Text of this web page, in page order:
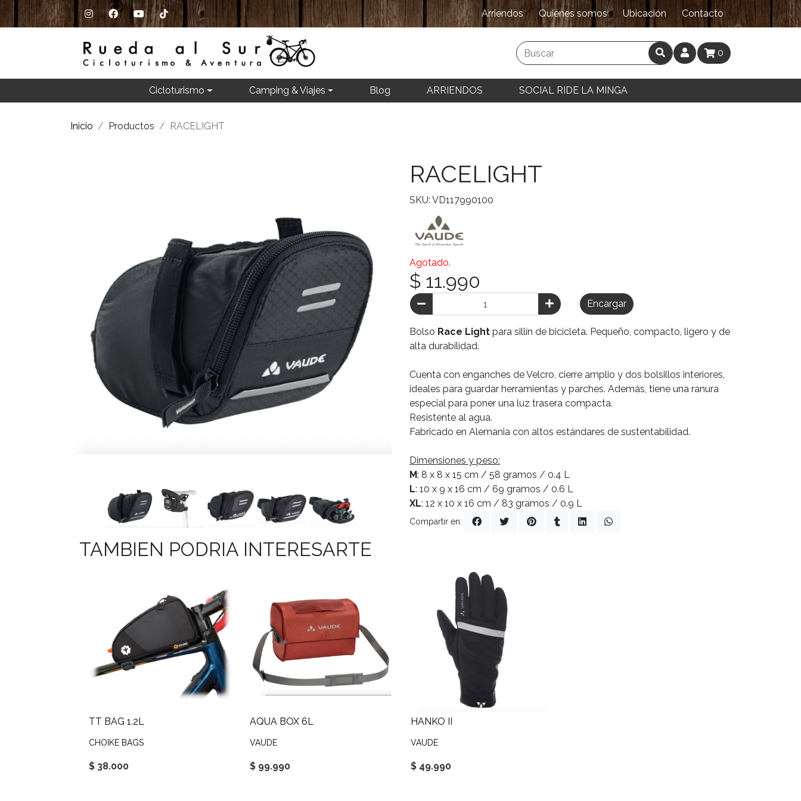
Arriendos Quiénes somos Ubicación Contacto
0
Cicloturismo Camping & Viajes Blog ARRIENDOS SOCIAL RIDE LA MINGA
Inicio Productos RACELIGHT
RACELIGHT
SKU: VD117990100
Agotado.
$ 11.990
Encargar
Bolso Race Light para sillín de bicicleta. Pequeño, compacto, ligero y de
alta durabilidad.
Cuenta con enganches de Velcro, cierre amplio y dos bolsillos interiores,
ideales para guardar herramientas y parches. Además, tiene una ranura
especial para poner una luz trasera compacta.
Resistente al agua.
Fabricado en Alemania con altos estándares de sustentabilidad.
Dimensiones y peso:
M: 8 x 8 x 15 cm / 58 gramos / 0.4 L
L: 10 x 9 x 16 cm / 69 gramos / 0.6 L
XL: 12 x 10 x 16 cm / 83 gramos / 0.9 L
Compartir en:
TAMBIEN PODRIA INTERESARTE
TT BAG 1.2L
CHOIKE BAGS
$ 38.000
AQUA BOX 6L
VAUDE
$ 99.990
HANKO II
VAUDE
$ 49.990